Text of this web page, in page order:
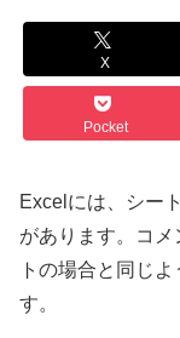
X
Pocket
Excelには、シー
があります。コ
トの場合と同じ
す。